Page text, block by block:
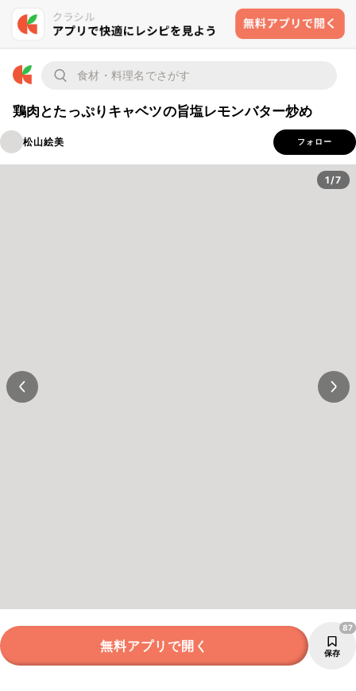
鶏肉とたっぷりキャベツの旨塩レモンバター炒め
松山絵美 フォロー
1/7
無料アプリで開く 保存
87